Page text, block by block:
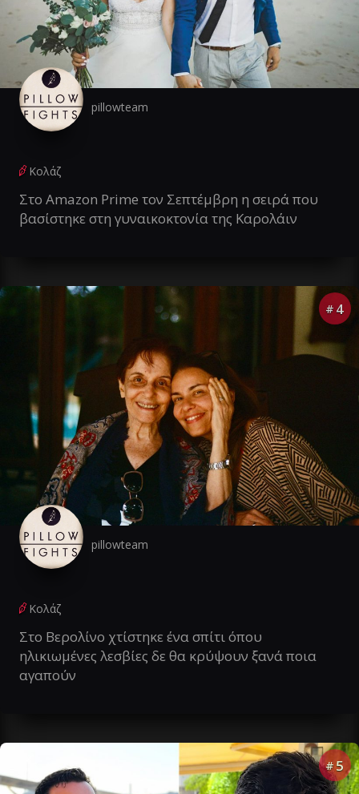
pillowteam
Κολάζ
Στο Amazon Prime τον Σεπτέμβρη η σειρά που
βασίστηκε στη γυναικοκτονία της Καρολάιν
# 4
pillowteam
Κολάζ
Στο Βερολίνο χτίστηκε ένα σπίτι όπου
ηλικιωμένες λεσβίες δε θα κρύψουν ξανά ποια
αγαπούν
# 5